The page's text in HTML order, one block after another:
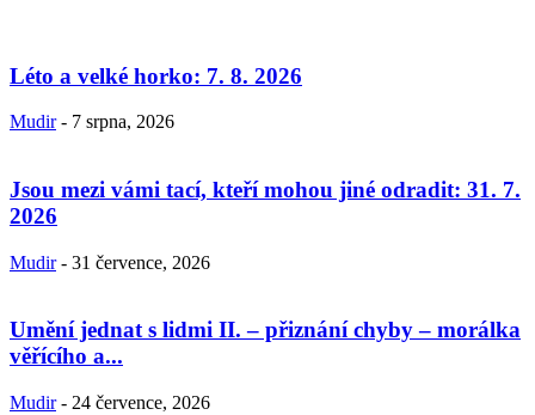
Léto a velké horko: 7. 8. 2026
Mudir - 7 srpna, 2026
Jsou mezi vámi tací, kteří mohou jiné odradit: 31. 7.
2026
Mudir - 31 července, 2026
Umění jednat s lidmi II. – přiznání chyby – morálka
věřícího a...
Mudir - 24 července, 2026